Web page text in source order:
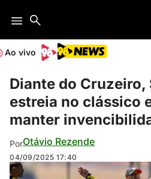
Ao vivo
Diante do Cruzeiro,
estreia no clássico
manter
PorOtávio Rezende
04/09/2025 17:40